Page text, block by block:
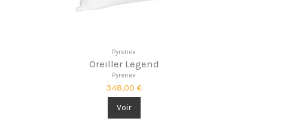
Pyrenex
Oreiller Legend
Pyrenex
348,00 €
Voir